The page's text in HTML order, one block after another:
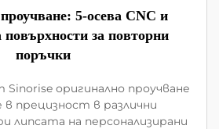
5-осева CNC и
повърхности за повторни
поръчки
оригинално проучване
прецизност в различни
липсата на персонализирани